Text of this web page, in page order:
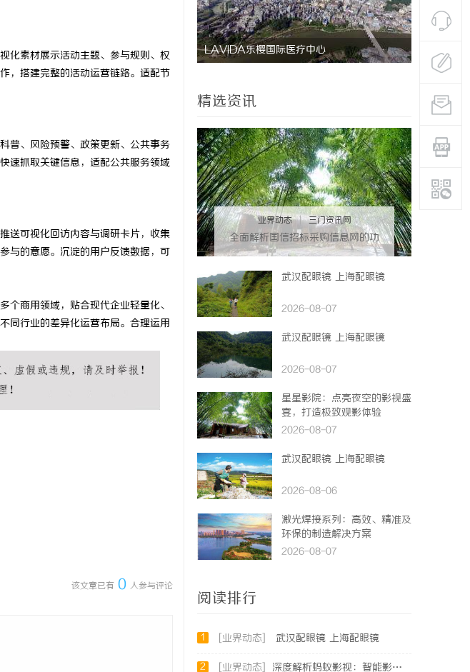
化素材展示活动主题、参与规则、权
，搭建完整的活动运营链路。适配节
普、风险预警、政策更新、公共事务
速抓取关键信息，适配公共服务领域
送可视化回访内容与调研卡片，收集
与的意愿。沉淀的用户反馈数据，可
个商用领域，贴合现代企业轻量化、
同行业的差异化运营布局。合理运用
该文章已有 0 人参与评论
配眼镜 上海配眼镜 LAVIDA乐樱国际医疗中心 防坠落水
用与应用
精选资讯
业界动态 | 三门资讯网
全面解析国信招标采购信息网的功
能与优势
武汉配眼镜 上海配眼镜
2026-08-07
武汉配眼镜 上海配眼镜
2026-08-07
星星影院：点亮夜空的影视盛
宴，打造极致观影体验
2026-08-07
武汉配眼镜 上海配眼镜
2026-08-06
激光焊接系列：高效、精准及
环保的制造解决方案
2026-08-07
阅读排行
1 [业界动态] 武汉配眼镜 上海配眼镜
2 [业界动态] 深度解析蚂蚁影视：智能影视平台的未来趋势与优势